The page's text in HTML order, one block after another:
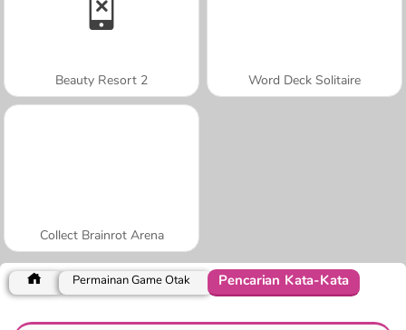
Beauty Resort 2 Word Deck Solitaire
Collect Brainrot Arena
Permainan Game Otak Pencarian Kata-Kata